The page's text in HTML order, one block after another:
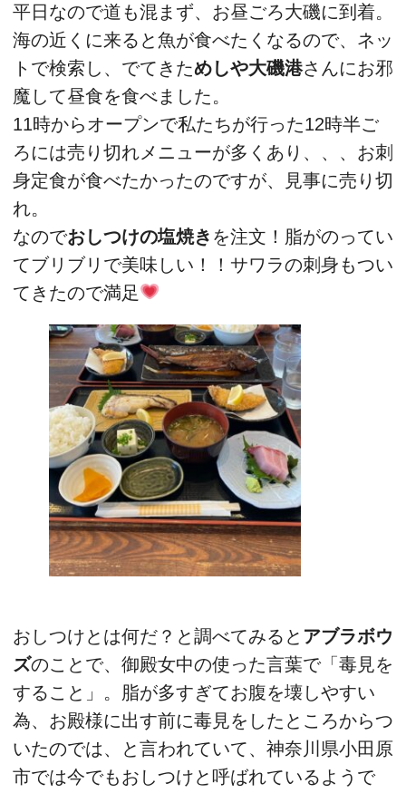
平日なので道も混まず、お昼ごろ大磯に到着。
海の近くに来ると魚が食べたくなるので、ネッ
トで検索し、でてきためしや大磯港さんにお邪
魔して昼食を食べました。
11時からオープンで私たちが行った12時半ご
ろには売り切れメニューが多くあり、、、お刺
身定食が食べたかったのですが、見事に売り切
れ。
なのでおしつけの塩焼き を注文！脂がのってい
てブリブリで美味しい！！サワラの刺身もつい
てきたので満足
おしつけとは何だ？と調べてみると アブラボウ
ズのことで、御殿女中の使った言葉で「毒見を
すること」。脂が多すぎてお腹を壊しやすい
為、お殿様に出す前に毒見をしたところからつ
いたのでは、と言われていて、神奈川県小田原
市では今でもおしつけと呼ばれているようで